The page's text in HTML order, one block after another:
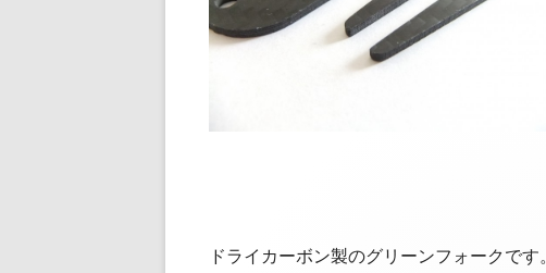
ドライカーボン製のグリーンフォークです。